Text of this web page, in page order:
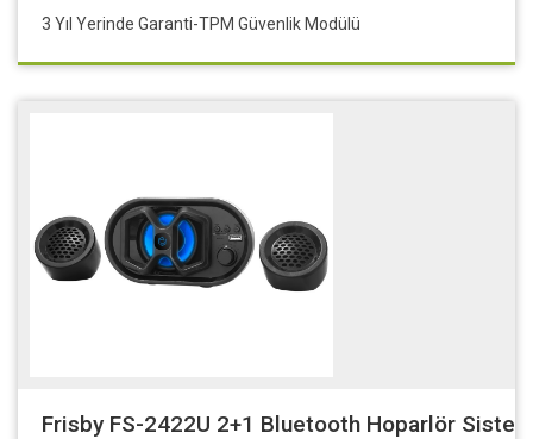
3 Yıl Yerinde Garanti-TPM Güvenlik Modülü
Frisby FS-2422U 2+1 Bluetooth Hoparlör